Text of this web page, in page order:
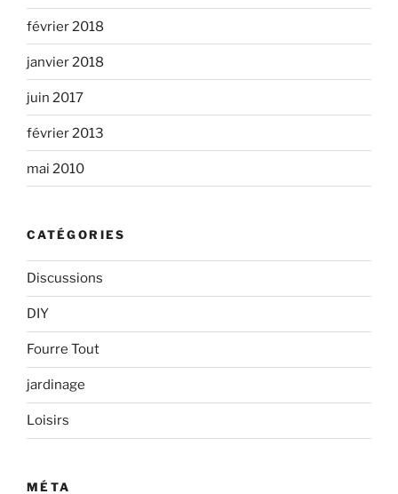
février 2018
janvier 2018
juin 2017
février 2013
mai 2010
CATÉGORIES
Discussions
DIY
Fourre Tout
jardinage
Loisirs
MÉTA